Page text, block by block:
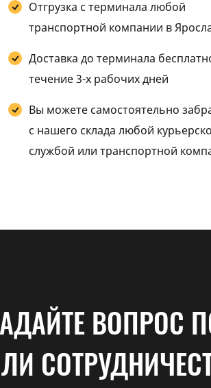
Отгрузка с терминала любой
транспортной компании в
Доставка до терминала
течение 3-х рабочих дней
Вы можете самостоятельно
с нашего склада любой
службой или транспортной
ВОПРОС